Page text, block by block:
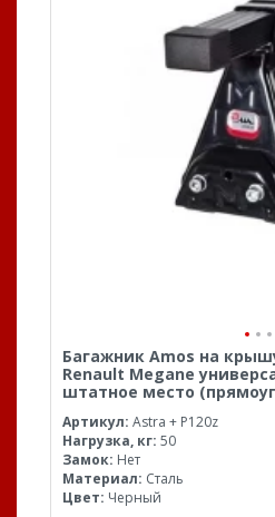
Багажник Amos на
Renault Megane
штатное место
Артикул: Astra + P120z
Нагрузка, кг: 50
Замок: Нет
Материал: Сталь
Цвет: Черный